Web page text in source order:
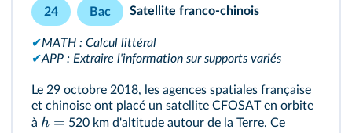
24 Bac Satellite franco-chinois
✔MATH : Calcul littéral
✔APP : Extraire l'information sur supports variés
Le 29 octobre 2018, les agences spatiales française
et chinoise ont placé un satellite CFOSAT en orbite
à h = 520 km d'altitude autour de la Terre. Ce